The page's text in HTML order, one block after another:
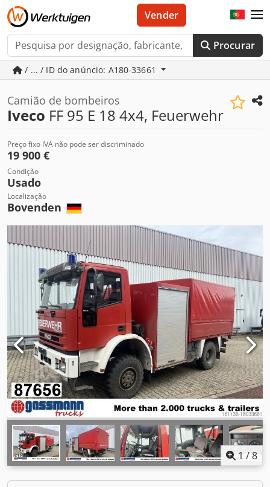
Procurar
Vender
/ ... / ID do anúncio: A180-33661
Camião de bombeiros
Iveco FF 95 E 18 4x4, Feuerwehr
Preço fixo IVA não pode ser discriminado
19 900 €
Condição
Usado
Localização
Bovenden
1 /8